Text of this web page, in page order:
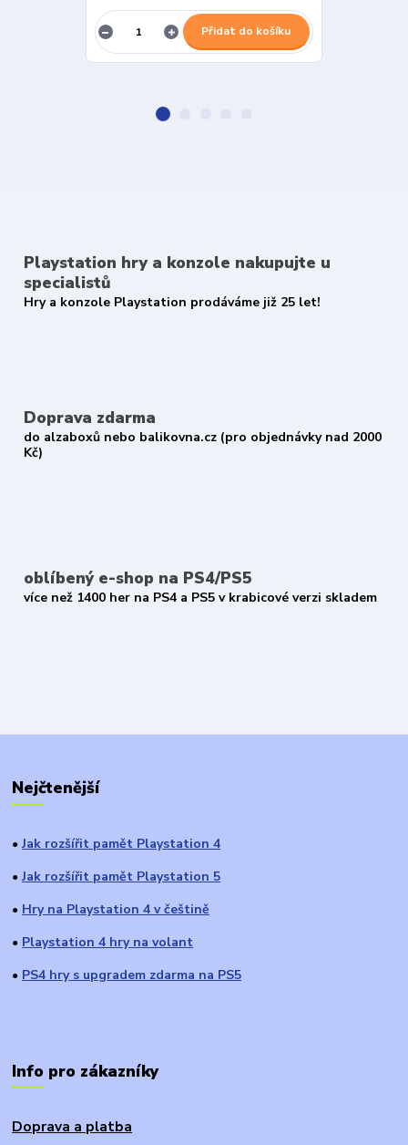
Přidat do košíku
Playstation hry a konzole nakupujte u
specialistů
Hry a konzole Playstation prodáváme již 25 let!
Doprava zdarma
do alzaboxů nebo balikovna.cz (pro objednávky nad 2000
Kč)
oblíbený e-shop na PS4/PS5
více než 1400 her na PS4 a PS5 v krabicové verzi skladem
Nejčtenější
● Jak rozšířit pamět Playstation 4
● Jak rozšířit pamět Playstation 5
● Hry na Playstation 4 v češtině
● Playstation 4 hry na volant
● PS4 hry s upgradem zdarma na PS5
Info pro zákazníky
Doprava a platba